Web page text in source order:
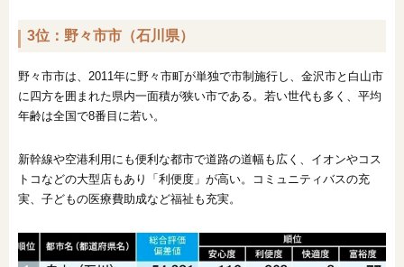
3位：野々市市（石川県）
野々市市は、2011年に野々市町が単独で市制施行し、金沢市と白山市
に四方を囲まれた県内一面積が狭い市である。若い世代も多く、平均
年齢は全国で8番目に若い。
新幹線や空港利用にも便利な都市で道路の道幅も広く、イオンやコス
トコなどの大型店もあり「利便度」が高い。コミュニティバスの充
実、子どもの医療費助成など福祉も充実。